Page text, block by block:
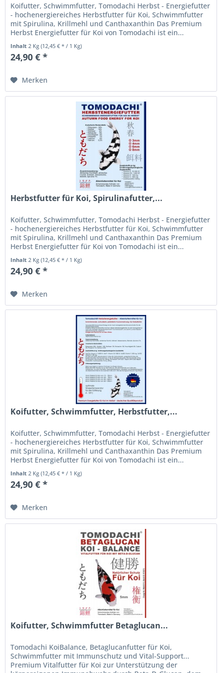
Koifutter, Schwimmfutter, Tomodachi Herbst - Energiefutter
- hochenergiereiches Herbstfutter für Koi, Schwimmfutter
mit Spirulina, Krillmehl und Canthaxanthin Das Premium
Herbst Energiefutter für Koi von Tomodachi ist ein...
Inhalt 2 Kg(12,45 € * / 1 Kg)
24,90 € *
Merken
Herbstfutter für Koi, Spirulinafutter,...
Koifutter, Schwimmfutter, Tomodachi Herbst - Energiefutter
- hochenergiereiches Herbstfutter für Koi, Schwimmfutter
mit Spirulina, Krillmehl und Canthaxanthin Das Premium
Herbst Energiefutter für Koi von Tomodachi ist ein...
Inhalt 2 Kg(12,45 € * / 1 Kg)
24,90 € *
Merken
Koifutter, Schwimmfutter, Herbstfutter,...
Koifutter, Schwimmfutter, Tomodachi Herbst - Energiefutter
- hochenergiereiches Herbstfutter für Koi, Schwimmfutter
mit Spirulina, Krillmehl und Canthaxanthin Das Premium
Herbst Energiefutter für Koi von Tomodachi ist ein...
Inhalt2 Kg(12,45 € * / 1 Kg)
24,90 € *
Merken
Koifutter, Schwimmfutter Betaglucan...
Tomodachi KoiBalance, Betaglucanfutter für Koi,
Schwimmfutter mit Immunschutz und Vital-Support...
Premium Vitalfutter für Koi zur Unterstützung der